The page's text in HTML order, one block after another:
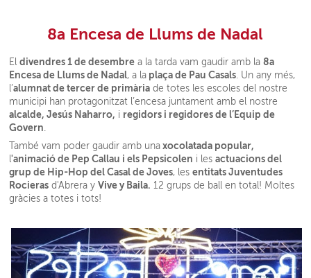
8a Encesa de Llums de Nadal
Eldivendres 1 de desembre a la tarda vam gaudir amb la8a
Encesa de Llums de Nadal, a la plaça de Pau Casals . Un any més,
l’alumnat de tercer de primària de totes les escoles del nostre
municipi han protagonitzat l’encesa juntament amb el nostre
alcalde, Jesús Naharro, i regidors i regidores de l’Equip de
Govern
També vam poder gaudir amb una xocolatada popular,
l'animació de Pep Callau i els Pepsicolen i lesactuacions del
grup de Hip-Hop del Casal de Joves, lesentitats Juventudes
Rocieras d'Abrera yVive y Baila. 12 grups de ball en total! Moltes
gràcies a totes i tots!